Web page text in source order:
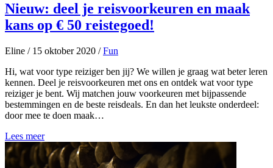
Nieuw: deel je reisvoorkeuren en maak
kans op € 50 reistegoed!
Eline /15 oktober 2020 / Fun
Hi, wat voor type reiziger ben jij? We willen je graag wat beter leren
kennen. Deel je reisvoorkeuren met ons en ontdek wat voor type
reiziger je bent. Wij matchen jouw voorkeuren met bijpassende
bestemmingen en de beste reisdeals. En dan het leukste onderdeel:
door mee te doen maak…
Lees meer